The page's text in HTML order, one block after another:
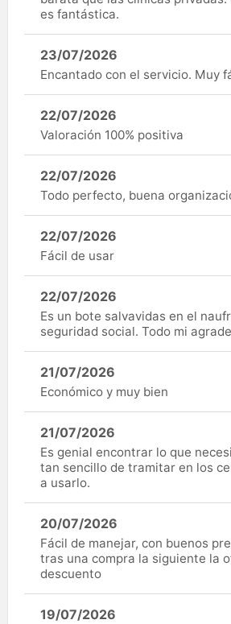
es fantástica.
23/07/2026
Encantado con el servicio. Muy
22/07/2026
Valoración 100% positiva
22/07/2026
Todo perfecto, buena
22/07/2026
Fácil de usar
22/07/2026
Es un bote salvavidas en el
seguridad social. Todo mi
21/07/2026
Económico y muy bien
21/07/2026
Es genial encontrar lo que
tan sencillo de tramitar en los
a usarlo.
20/07/2026
Fácil de manejar, con buenos
tras una compra la siguiente la
descuento
19/07/2026